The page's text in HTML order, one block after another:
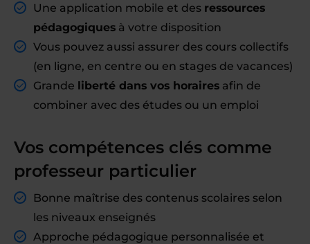
Une application mobile et des ressources
pédagogiques à votre disposition
Vous pouvez aussi assurer des cours collectifs
(en ligne, en centre ou en stages de vacances)
Grande liberté dans vos horaires afin de
combiner avec des études ou un emploi
Vos compétences clés comme
professeur particulier
Bonne maîtrise des contenus scolaires selon
les niveaux enseignés
Approche pédagogique personnalisée et